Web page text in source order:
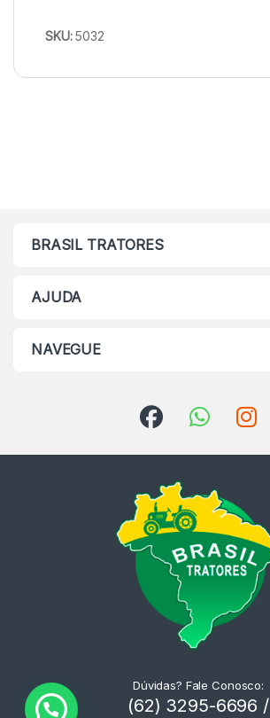
SKU:5032
BRASIL TRATORES
AJUDA
NAVEGUE
Dúvidas? Fale Conosco:
(62) 3295-6696 /